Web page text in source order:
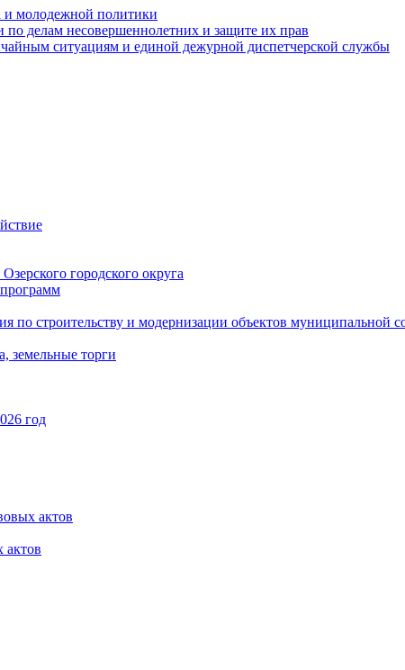
и молодежной политики
делам несовершеннолетних и защите их прав
ситуациям и единой дежурной диспетчерской службы
городского округа
по строительству и модернизации объектов муниципальной
земельные торги
год
актов
актов